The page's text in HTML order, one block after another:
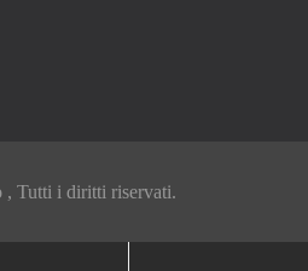
, Tutti i diritti riservati.